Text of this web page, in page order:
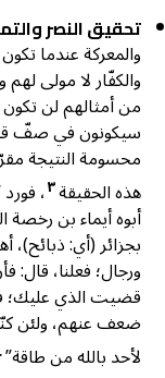
تحقيق النصر
والمعركة عندما
والكفّار لا مولى
من أمثالهم لن تكون
سيكونون في صفّ
محسومة النتيجة
هذه الحقيقة٣،
أبوه أيماء بن
بجزائر (أي: ذبائح)،
ورجال؛ فعلنا، قال:
قضيت الذي عليك؛
ضعف عنهم، ولئن
لأحد بالله من طاقة”